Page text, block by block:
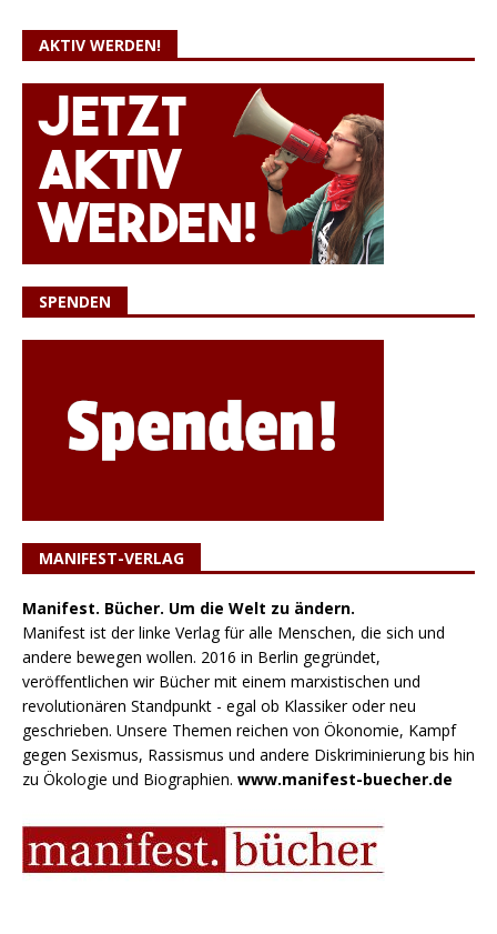
AKTIV WERDEN!
SPENDEN
MANIFEST-VERLAG
Manifest. Bücher. Um die Welt zu ändern.
Manifest ist der linke Verlag für alle Menschen, die sich und
andere bewegen wollen. 2016 in Berlin gegründet,
veröffentlichen wir Bücher mit einem marxistischen und
revolutionären Standpunkt - egal ob Klassiker oder neu
geschrieben. Unsere Themen reichen von Ökonomie, Kampf
gegen Sexismus, Rassismus und andere Diskriminierung bis hin
zu Ökologie und Biographien. www.manifest-buecher.de